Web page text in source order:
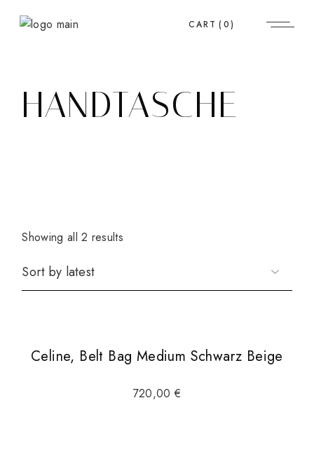
CART (0)
HANDTASCHE
Showing all 2 results
Celine, Belt Bag Medium Schwarz Beige
720,00€